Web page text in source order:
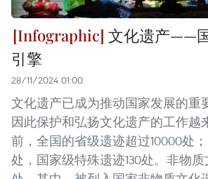
文化遗产——
引擎
28/11/2024 01:00
文化遗产已成为推动国家发展的重
因此保护和弘扬文化遗产的工作越
前，全国的省级遗迹超过10000处
处，国家级特殊遗迹130处。非物